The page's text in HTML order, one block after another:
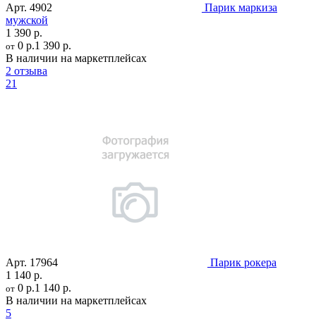
Арт. 4902
Парик маркиза
мужской
1 390 р.
от 0 р.1 390 р.
В наличии на маркетплейсах
2 отзыва
21
Арт. 17964
Парик рокера
1 140 р.
от 0 р.1 140 р.
В наличии на маркетплейсах
5